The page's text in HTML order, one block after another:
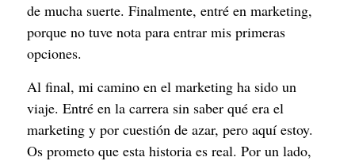
de mucha suerte. Finalmente, entré en marketing,
porque no tuve nota para entrar mis primeras
opciones.
Al final, mi camino en el marketing ha sido un
viaje. Entré en la carrera sin saber qué era el
marketing y por cuestión de azar, pero aquí estoy.
Os prometo que esta historia es real. Por un lado,